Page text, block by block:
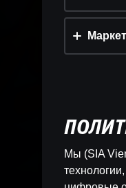
Мы (SIA